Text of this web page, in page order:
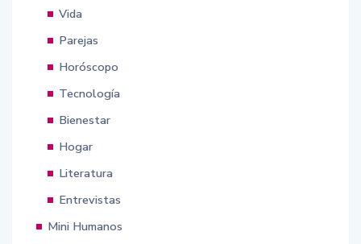
Vida
Parejas
Horóscopo
Tecnología
Bienestar
Hogar
Literatura
Entrevistas
Mini Humanos